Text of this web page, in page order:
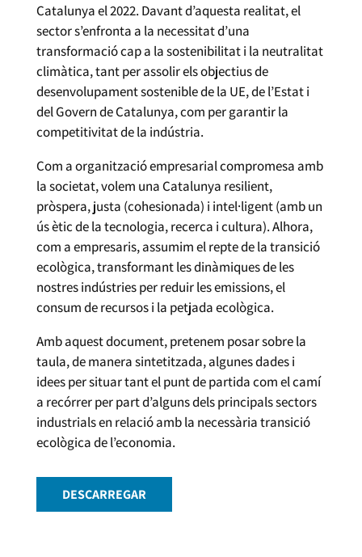
Catalunya el 2022. Davant d’aquesta realitat, el
sector s’enfronta a la necessitat d’una
transformació cap a la sostenibilitat i la neutralitat
climàtica, tant per assolir els objectius de
desenvolupament sostenible de la UE, de l’Estat i
del Govern de Catalunya, com per garantir la
competitivitat de la indústria.
Com a organització empresarial compromesa amb
la societat, volem una Catalunya resilient,
pròspera, justa (cohesionada) i intel·ligent (amb un
ús ètic de la tecnologia, recerca i cultura). Alhora,
com a empresaris, assumim el repte de la transició
ecològica, transformant les dinàmiques de les
nostres indústries per reduir les emissions, el
consum de recursos i la petjada ecològica.
Amb aquest document, pretenem posar sobre la
taula, de manera sintetitzada, algunes dades i
idees per situar tant el punt de partida com el camí
a recórrer per part d’alguns dels principals sectors
industrials en relació amb la necessària transició
ecològica de l’economia.
DESCARREGAR